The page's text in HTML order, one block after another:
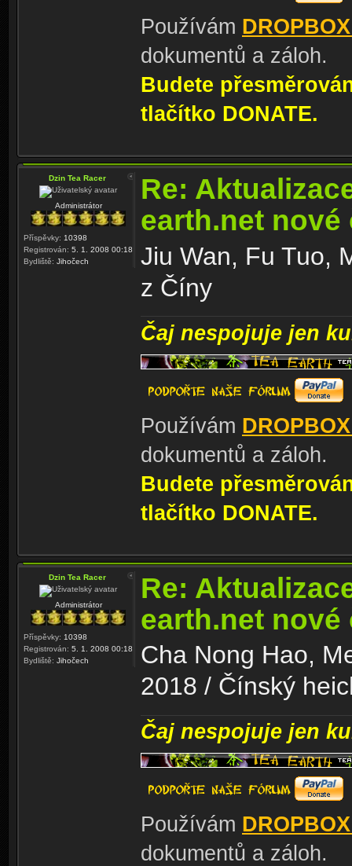
Používám
dokumentů a záloh.
Budete
tlačítko DONATE.
Dzin Tea Racer
Administrátor
Příspěvky: 10398
Registrován: 5. 1. 2008 00:18
Bydliště: Jihočech
Re:
earth.net nové
Jiu Wan, Fu Tuo,
z Číny
Čaj nespojuje jen
Používám
dokumentů a záloh.
Budete
tlačítko DONATE.
Dzin Tea Racer
Administrátor
Příspěvky: 10398
Registrován: 5. 1. 2008 00:18
Bydliště: Jihočech
Re:
earth.net nové
Cha Nong Hao,
2018 / Čínský
Čaj nespojuje jen
Používám
dokumentů a záloh.